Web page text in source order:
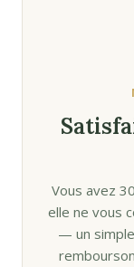
Vous avez
elle ne vous
— un